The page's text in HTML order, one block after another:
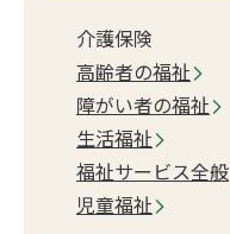
介護保険
高齢者の福祉
障がい者の福祉
生活福祉
福祉サービス全般
児童福祉